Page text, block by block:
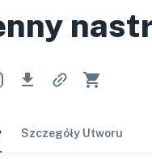
Szczegóły Utworu